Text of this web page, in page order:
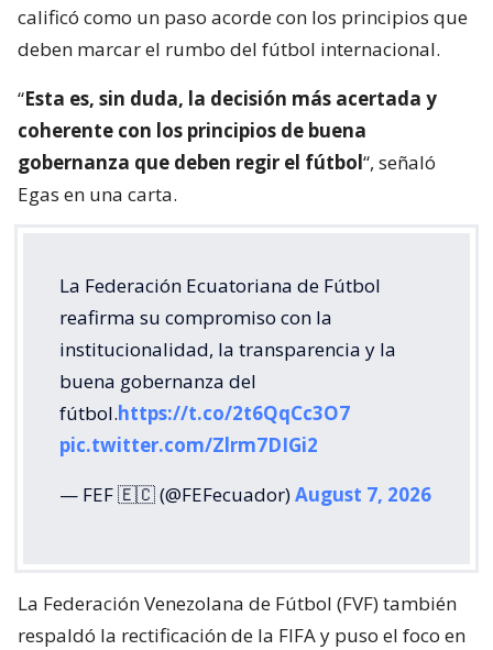
calificó como un paso acorde con los principios que
deben marcar el rumbo del fútbol internacional.
“Esta es, sin duda, la decisión más acertada y
coherente con los principios de buena
gobernanza que deben regir el fútbol“, señaló
Egas en una carta.
La Federación Ecuatoriana de Fútbol
reafirma su compromiso con la
institucionalidad, la transparencia y la
buena gobernanza del
fútbol.https://t.co/2t6QqCc3O7
pic.twitter.com/Zlrm7DIGi2
— FEF 🇪🇨 (@FEFecuador)August 7, 2026
La Federación Venezolana de Fútbol (FVF) también
respaldó la rectificación de la FIFA y puso el foco en